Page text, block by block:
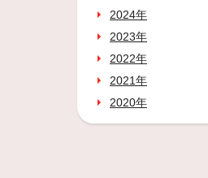
2024年
2023年
2022年
2021年
2020年